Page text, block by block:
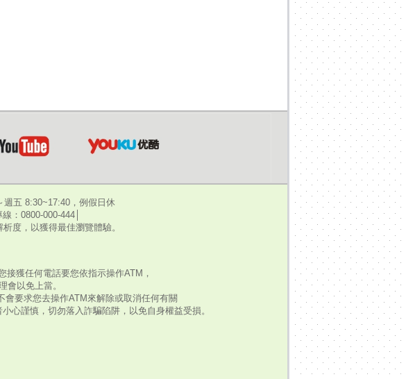
五 8:30~17:40，例假日休
：0800-000-444│
度，以獲得最佳瀏覽體驗。
獲任何電話要您依指示操作ATM，
會以免上當。
要求您去操作ATM來解除或取消任何有關
心謹慎，切勿落入詐騙陷阱，以免自身權益受損。